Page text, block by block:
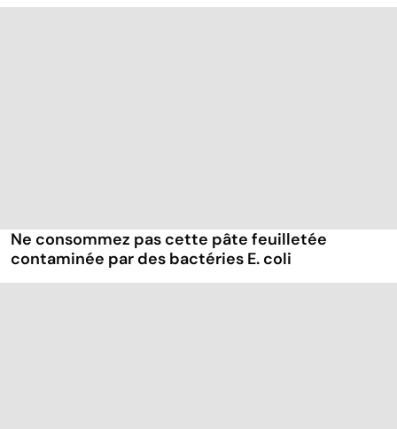
Ne consommez pas cette pâte feuilletée
contaminée par des bactéries E. coli